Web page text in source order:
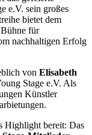
e.V. sein großes
bietet dem
für
nachhaltigen Erfolg
von Elisabeth
Stage e.V. Als
Künstler
Highlight bereit: Das